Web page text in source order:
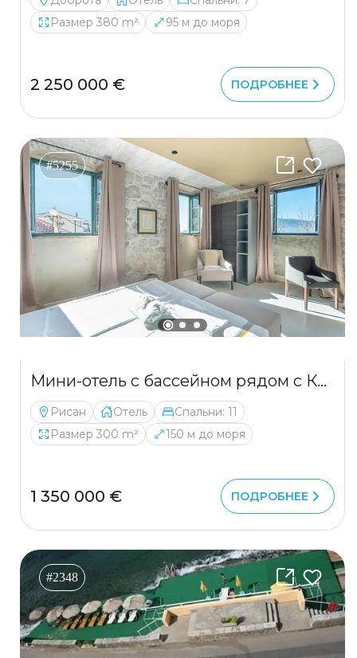
Размер 380 m²
95 м до моря
2 250 000 € ПОДРОБНЕЕ
#5255
Мини-отель с бассейном рядом с Котором
Рисан Отель
Спальни: 11
Размер 300 m²
150 м до моря
1 350 000 € ПОДРОБНЕЕ
#2348